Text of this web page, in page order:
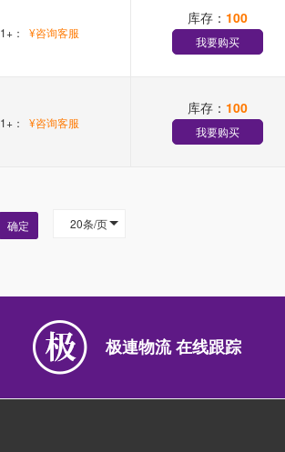
1+： ¥咨询客服
库存： 100
我要购买
1+： ¥咨询客服
库存： 100
我要购买
确定 20条/页
极連物流 在线跟踪